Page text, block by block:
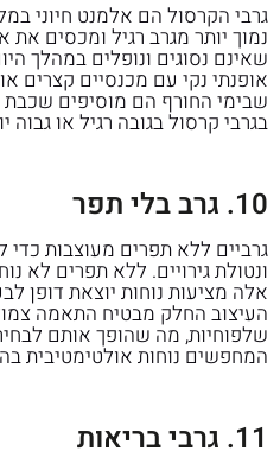
גרבי הקרסול הם אלמנט חיוני
נמוך יותר מגרב רגיל ומכסים את
שאינם נסוגים ונופלים במהלך
אופנתי נקי עם מכנסיים קצרים
שבימי החורף הם מוסיפים
בגרבי קרסול בגובה רגיל או גבוה
10. גרב בלי תפר
גרביים ללא תפרים מעוצבות
ונטולת גירויים. ללא תפרים לא
אלה מציעות נוחות יוצאת דופן
העיצוב החלק מבטיח התאמה
שלפוחיות, מה שהופך אותם
המחפשים נוחות אולטימטיבית
11. גרבי בריאות